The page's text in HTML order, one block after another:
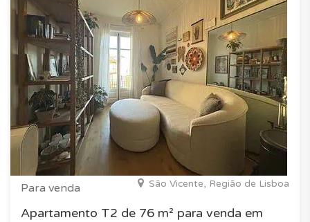
Para venda São Vicente, Região de Lisboa
Apartamento T2 de 76 m² para venda em